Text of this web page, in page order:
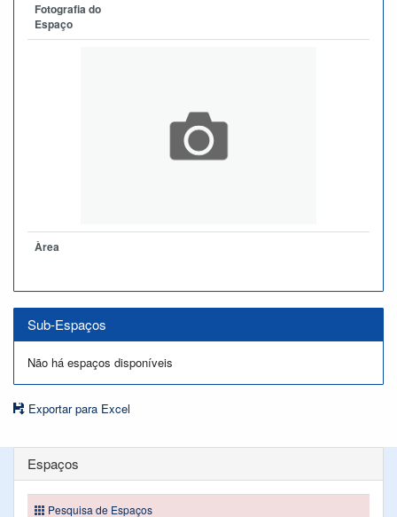
Fotografia do
Espaço
Àrea
Sub-Espaços
Não há espaços disponíveis
Exportar para Excel
Espaços
Pesquisa de Espaços